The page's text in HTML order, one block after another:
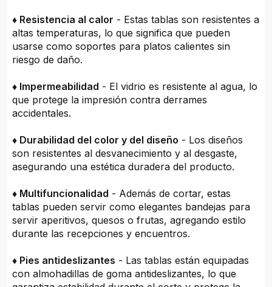
♦ Resistencia al calor - Estas tablas son resistentes a
altas temperaturas, lo que significa que pueden
usarse como soportes para platos calientes sin
riesgo de daño.
♦ Impermeabilidad - El vidrio es resistente al agua, lo
que protege la impresión contra derrames
accidentales.
♦ Durabilidad del color y del diseño - Los diseños
son resistentes al desvanecimiento y al desgaste,
asegurando una estética duradera del producto.
♦ Multifuncionalidad - Además de cortar, estas
tablas pueden servir como elegantes bandejas para
servir aperitivos, quesos o frutas, agregando estilo
durante las recepciones y encuentros.
♦ Pies antideslizantes - Las tablas están equipadas
con almohadillas de goma antideslizantes, lo que